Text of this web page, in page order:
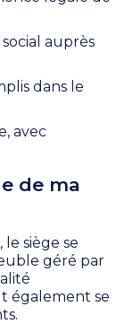
auprès
dans le
avec
de ma
le siège se
géré par
également se